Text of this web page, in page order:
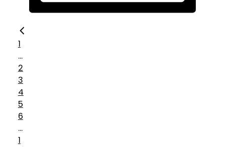
1
...
2
3
4
5
6
...
1